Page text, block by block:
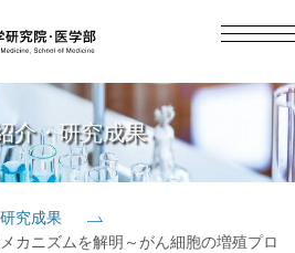
日本語
介・研究成果
究成果
カニズムを解明～がん細胞の増殖プロ